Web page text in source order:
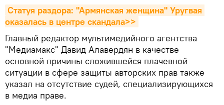
Статуя раздора: "Армянская женщина" Уругвая
оказалась в центре скандала>>
Главный редактор мультимедийного агентства
"Медиамакс" Давид Алавердян в качестве
основной причины сложившейся плачевной
ситуации в сфере защиты авторских прав также
указал на отсутствие судей, специализирующихся
в медиа праве.